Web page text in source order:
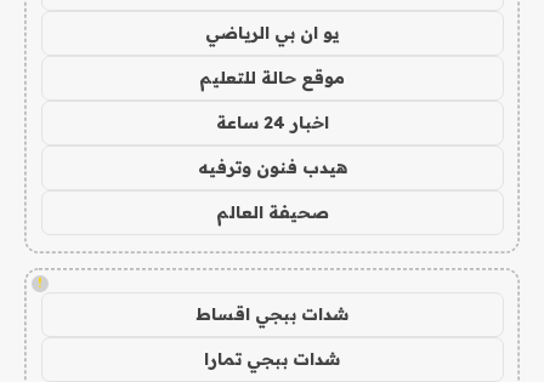
يو ان بي الرياضي
موقع حالة للتعليم
اخبار 24 ساعة
هيدب فنون وترفيه
صحيفة العالم
!
شدات ببجي اقساط
شدات ببجي تمارا